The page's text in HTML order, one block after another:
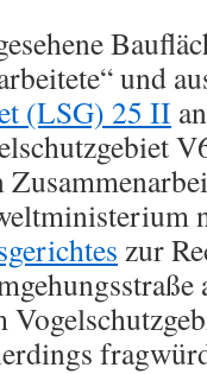
und
(LSG) 25 II
zur